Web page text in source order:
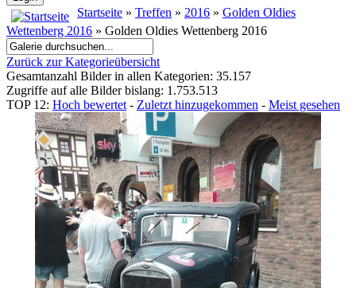
Startseite » Treffen » 2016 » Golden Oldies
Wettenberg 2016 » Golden Oldies Wettenberg 2016
Zurück zur Kategorieübersicht
Gesamtanzahl Bilder in allen Kategorien: 35.157
Zugriffe auf alle Bilder bislang: 1.753.513
TOP 12: Hoch bewertet - Zuletzt hinzugekommen - Meist gesehen